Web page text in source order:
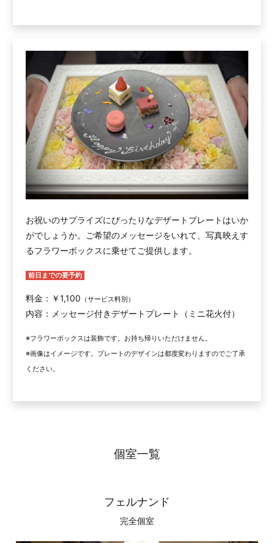
お祝いのサプライズにぴったりなデザートプレートはいか
がでしょうか。ご希望のメッセージをいれて、写真映えす
るフラワーボックスに乗せてご提供します。
前日までの要予約
料金：￥1,100 （サービス料別）
内容：メッセージ付きデザートプレート（ミニ花火付）
※フラワーボックスは装飾です。お持ち帰りいただけません。
※画像はイメージです。プレートのデザインは都度変わりますのでご了承
ください。
個室一覧
フェルナンド
完全個室